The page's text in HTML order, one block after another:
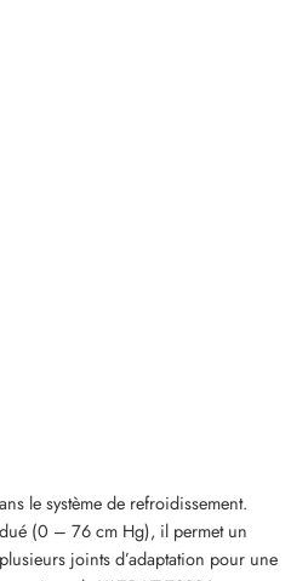
le système de refroidissement.
(0 – 76 cm Hg), il permet un
joints d’adaptation pour une